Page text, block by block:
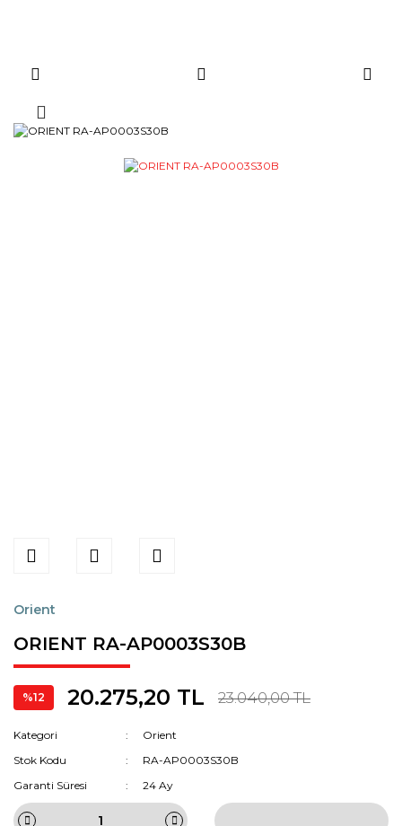
Orient
ORIENT RA-AP0003S30B
%12 20.275,20 TL 23.040,00 TL
Kategori
Orient
Stok Kodu
RA-AP0003S30B
Garanti Süresi
24 Ay